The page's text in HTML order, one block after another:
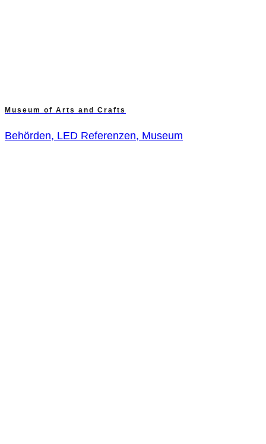
Museum of Arts and Crafts
Behörden, LED Referenzen, Museum